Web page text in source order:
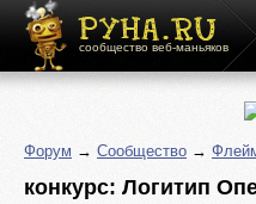
сообщество веб-маньяков
Форум → Сообщество →
конкурс: Логитип